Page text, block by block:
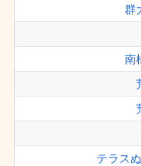
群
南
テラス